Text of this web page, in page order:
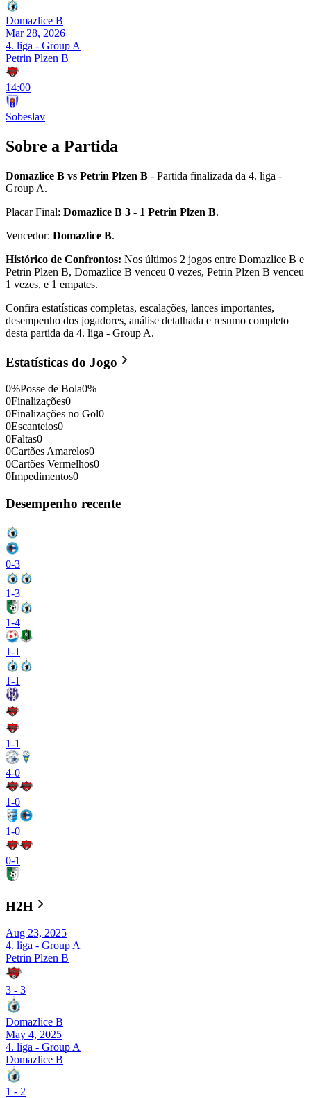
Domazlice B
Mar 28, 2026
4. liga - Group A
Petrin Plzen B
14:00
Sobeslav
Sobre a Partida
Domazlice B vs Petrin Plzen B - Partida finalizada da 4. liga -
Group A.
Placar Final: Domazlice B 3 - 1 Petrin Plzen B.
Vencedor: Domazlice B.
Histórico de Confrontos: Nos últimos 2 jogos entre Domazlice B e
Petrin Plzen B, Domazlice B venceu 0 vezes, Petrin Plzen B venceu
1 vezes, e 1 empates.
Confira estatísticas completas, escalações, lances importantes,
desempenho dos jogadores, análise detalhada e resumo completo
desta partida da 4. liga - Group A.
Estatísticas do Jogo
0%Posse de Bola0%
0Finalizações0
0Finalizações no Gol0
0Escanteios0
0Faltas0
0Cartões Amarelos0
0Cartões Vermelhos0
0Impedimentos0
Desempenho recente
0-3
1-3
1-4
1-1
1-1
1-1
4-0
1-0
1-0
0-1
H2H
Aug 23, 2025
4. liga - Group A
Petrin Plzen B
3 - 3
Domazlice B
May 4, 2025
4. liga - Group A
Domazlice B
1 - 2